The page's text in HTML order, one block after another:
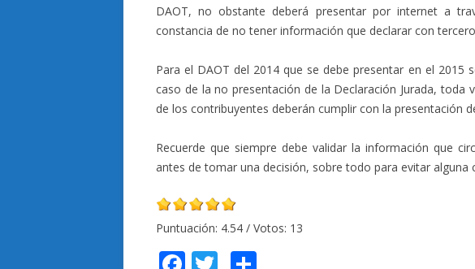
DAOT, no obstante deberá presentar por internet a
constancia de no tener información que declarar con
Para el DAOT del 2014 que se debe presentar en el 2015
caso de la no presentación de la Declaración Jurada, toda
de los contribuyentes deberán cumplir con la presentación
Recuerde que siempre debe validar la información que
antes de tomar una decisión, sobre todo para evitar alguna
Puntuación: 4.54 / Votos: 13